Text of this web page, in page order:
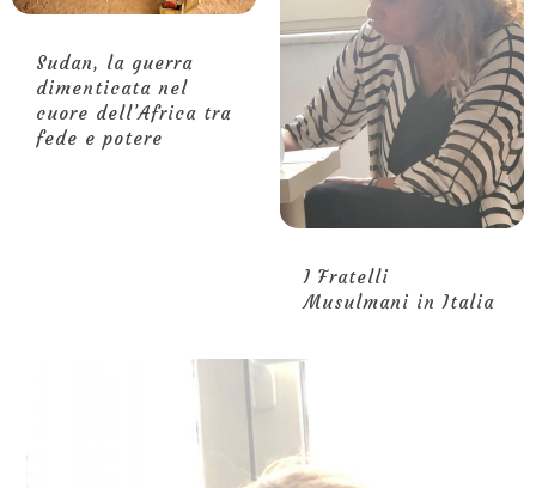
Sudan, la guerra
dimenticata nel
cuore dell’Africa tra
fede e potere
I Fratelli
Musulmani in Italia